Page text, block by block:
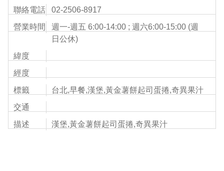
聯絡電話
02-2506-8917
營業時間
週一-週五 6:00-14:00 ; 週六6:00-15:00 (週
日公休)
緯度
經度
標籤
台北,早餐,漢堡,黃金薯餅起司蛋捲,奇異果汁
交通
描述
漢堡,黃金薯餅起司蛋捲,奇異果汁